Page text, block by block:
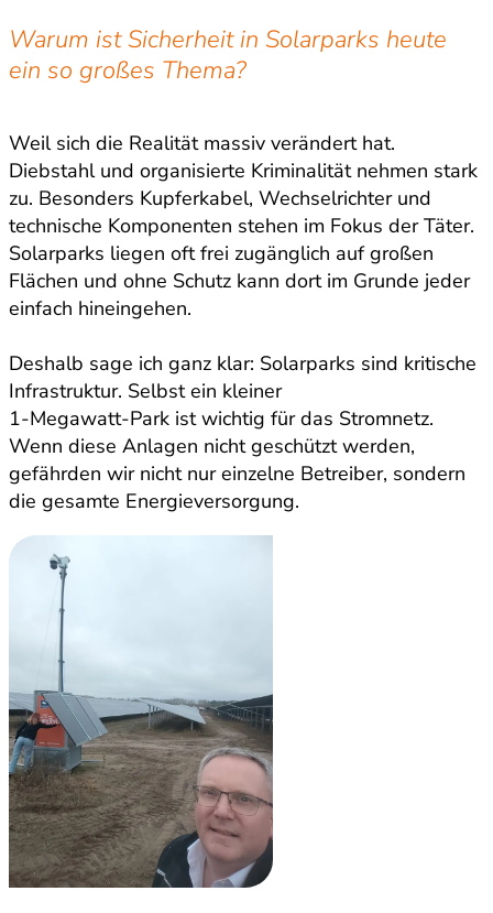
Warum ist Sicherheit in Solarparks heute
ein so großes Thema?
Weil sich die Realität massiv verändert hat.
Diebstahl und organisierte Kriminalität nehmen stark
zu. Besonders Kupferkabel, Wechselrichter und
technische Komponenten stehen im Fokus der Täter.
Solarparks liegen oft frei zugänglich auf großen
Flächen und ohne Schutz kann dort im Grunde jeder
einfach hineingehen.
Deshalb sage ich ganz klar: Solarparks sind kritische
Infrastruktur. Selbst ein kleiner
1-Megawatt-Park ist wichtig für das Stromnetz.
Wenn diese Anlagen nicht geschützt werden,
gefährden wir nicht nur einzelne Betreiber, sondern
die gesamte Energieversorgung.